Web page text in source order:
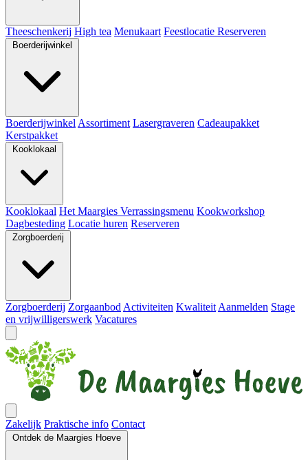
Theeschenkerij High tea Menukaart Feestlocatie Reserveren
Boerderijwinkel
Boerderijwinkel Assortiment Lasergraveren Cadeaupakket
Kerstpakket
Kooklokaal
Kooklokaal Het Maargies Verrassingsmenu Kookworkshop
Dagbesteding Locatie huren Reserveren
Zorgboerderij
Zorgboerderij Zorgaanbod Activiteiten Kwaliteit Aanmelden Stage
en vrijwilligerswerk Vacatures
Zakelijk Praktische info Contact
Ontdek de Maargies Hoeve